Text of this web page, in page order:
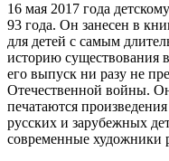
16 мая 2017 года
93 года. Он занесен в
для детей с самым
историю существования
его выпуск ни разу не
Отечественной войны.
печатаются
русских и зарубежных
современные художники